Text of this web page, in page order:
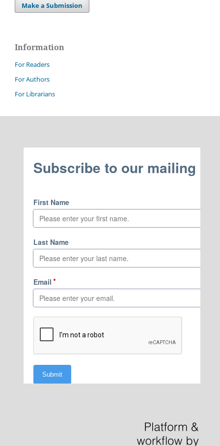
Make a Submission
Information
For Readers
For Authors
For Librarians